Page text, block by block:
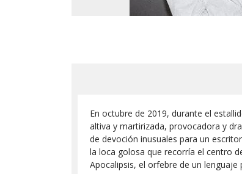
En octubre de 2019, durante el
altiva y martirizada, provocadora y
de devoción inusuales para un
la loca golosa que recorría el centro
Apocalipsis, el orfebre de un